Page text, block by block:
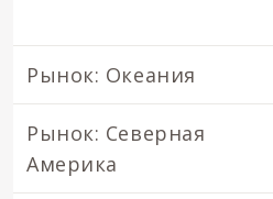
Рынок: Океания
Рынок: Северная
Америка